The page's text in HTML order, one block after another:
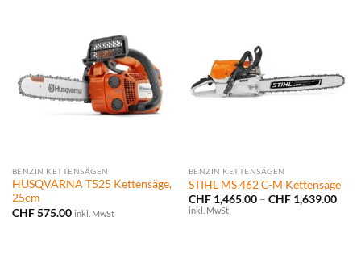
BENZIN KETTENSÄGEN
HUSQVARNA T525 Kettensäge,
25cm
CHF575.00 inkl. MwSt
BENZIN KETTENSÄGEN
STIHL MS 462 C-M Kettensäge
CHF1,465.00 – CHF1,639.00
inkl. MwSt